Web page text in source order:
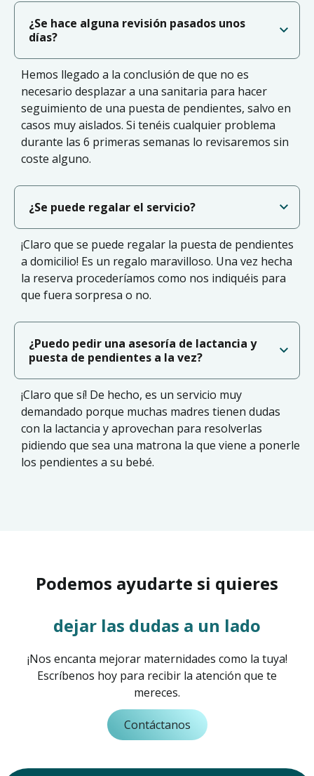
¿Se hace alguna revisión pasados unos
días?
Hemos llegado a la conclusión de que no es
necesario desplazar a una sanitaria para hacer
seguimiento de una puesta de pendientes, salvo en
casos muy aislados. Si tenéis cualquier problema
durante las 6 primeras semanas lo revisaremos sin
coste alguno.
¿Se puede regalar el servicio?
¡Claro que se puede regalar la puesta de pendientes
a domicilio! Es un regalo maravilloso. Una vez hecha
la reserva procederíamos como nos indiquéis para
que fuera sorpresa o no.
¿Puedo pedir una asesoría de lactancia y
puesta de pendientes a la vez?
¡Claro que sí! De hecho, es un servicio muy
demandado porque muchas madres tienen dudas
con la lactancia y aprovechan para resolverlas
pidiendo que sea una matrona la que viene a ponerle
los pendientes a su bebé.
Podemos ayudarte si quieres
dejar las dudas a un lado
¡Nos encanta mejorar maternidades como la tuya!
Escríbenos hoy para recibir la atención que te
mereces.
Contáctanos